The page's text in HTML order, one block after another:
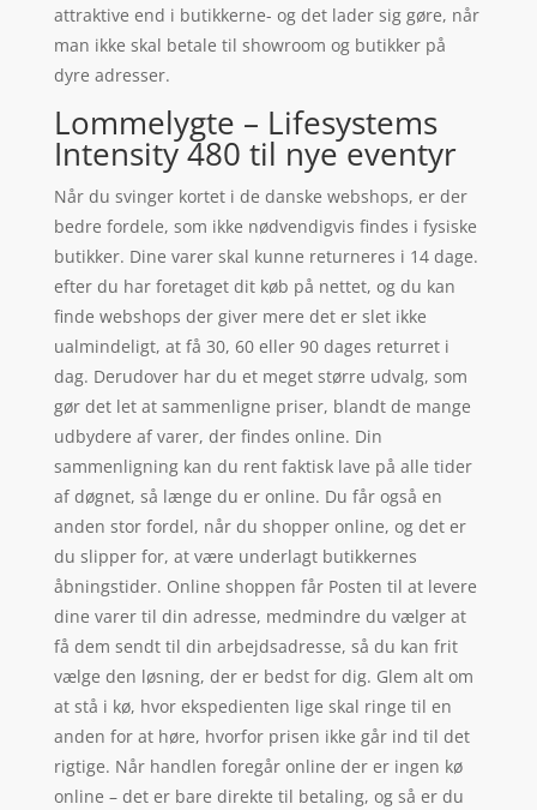
attraktive end i butikkerne- og det lader sig gøre, når
man ikke skal betale til showroom og butikker på
dyre adresser.
Lommelygte – Lifesystems
Intensity 480 til nye eventyr
Når du svinger kortet i de danske webshops, er der
bedre fordele, som ikke nødvendigvis findes i fysiske
butikker. Dine varer skal kunne returneres i 14 dage.
efter du har foretaget dit køb på nettet, og du kan
finde webshops der giver mere det er slet ikke
ualmindeligt, at få 30, 60 eller 90 dages returret i
dag. Derudover har du et meget større udvalg, som
gør det let at sammenligne priser, blandt de mange
udbydere af varer, der findes online. Din
sammenligning kan du rent faktisk lave på alle tider
af døgnet, så længe du er online. Du får også en
anden stor fordel, når du shopper online, og det er
du slipper for, at være underlagt butikkernes
åbningstider. Online shoppen får Posten til at levere
dine varer til din adresse, medmindre du vælger at
få dem sendt til din arbejdsadresse, så du kan frit
vælge den løsning, der er bedst for dig. Glem alt om
at stå i kø, hvor ekspedienten lige skal ringe til en
anden for at høre, hvorfor prisen ikke går ind til det
rigtige. Når handlen foregår online der er ingen kø
online – det er bare direkte til betaling, og så er du